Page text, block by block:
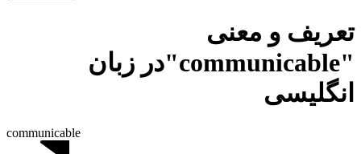
تعریف و معنی
"communicable"در زبان
انگلیسی
communicable